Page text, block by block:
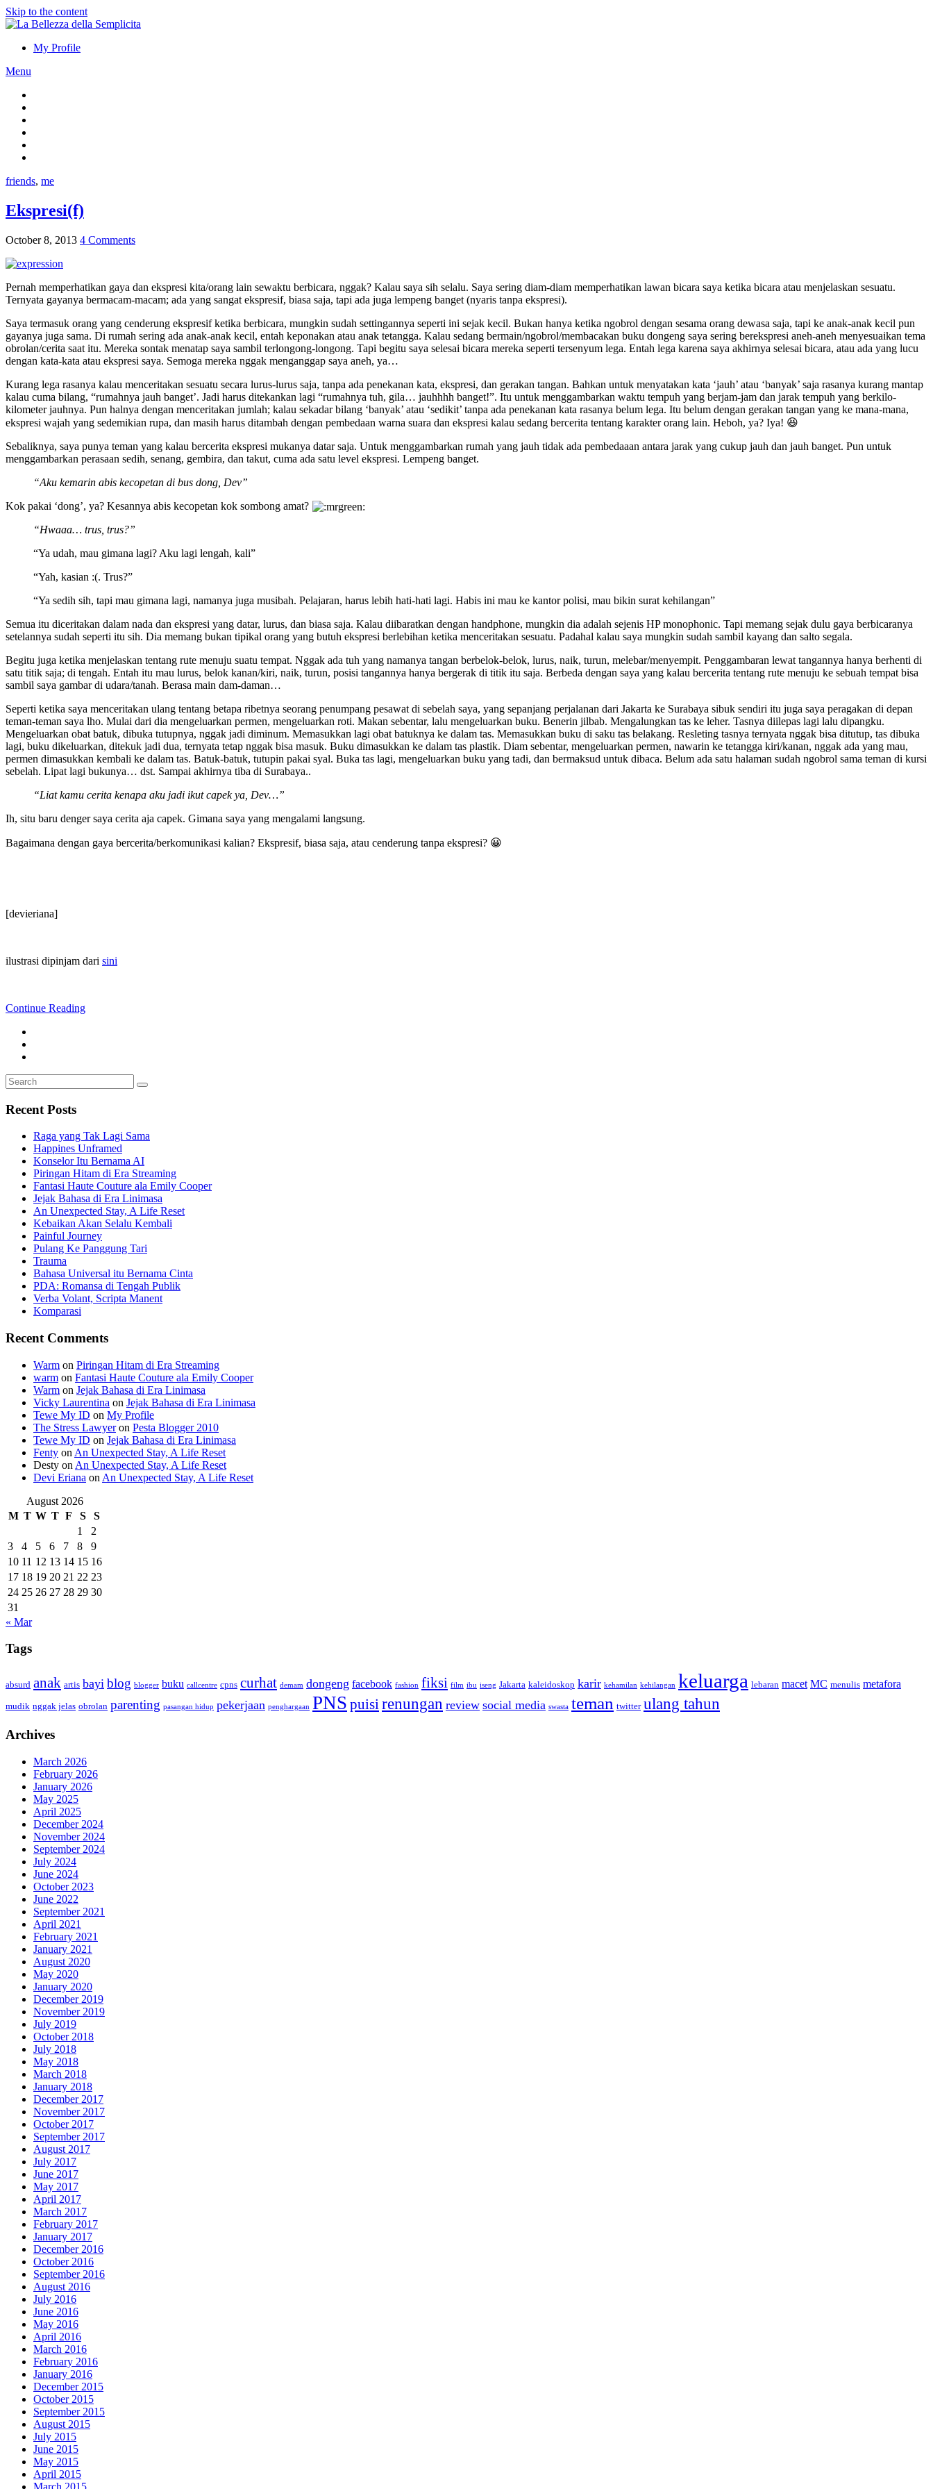
Skip to the content
My Profile
Menu
friends, me
Ekspresi(f)
October 8, 2013 4 Comments
Pernah memperhatikan gaya dan ekspresi kita/orang lain sewaktu berbicara, nggak? Kalau saya sih selalu. Saya sering diam-diam memperhatikan lawan bicara saya ketika bicara atau menjelaskan sesuatu.
Ternyata gayanya bermacam-macam; ada yang sangat ekspresif, biasa saja, tapi ada juga lempeng banget (nyaris tanpa ekspresi).
Saya termasuk orang yang cenderung ekspresif ketika berbicara, mungkin sudah settingannya seperti ini sejak kecil. Bukan hanya ketika ngobrol dengan sesama orang dewasa saja, tapi ke anak-anak kecil pun
gayanya juga sama. Di rumah sering ada anak-anak kecil, entah keponakan atau anak tetangga. Kalau sedang bermain/ngobrol/membacakan buku dongeng saya sering berekspresi aneh-aneh menyesuaikan tema
obrolan/cerita saat itu. Mereka sontak menatap saya sambil terlongong-longong. Tapi begitu saya selesai bicara mereka seperti tersenyum lega. Entah lega karena saya akhirnya selesai bicara, atau ada yang lucu
dengan kata-kata atau ekspresi saya. Semoga mereka nggak menganggap saya aneh, ya…
Kurang lega rasanya kalau menceritakan sesuatu secara lurus-lurus saja, tanpa ada penekanan kata, ekspresi, dan gerakan tangan. Bahkan untuk menyatakan kata ‘jauh’ atau ‘banyak’ saja rasanya kurang mantap
kalau cuma bilang, “rumahnya jauh banget’. Jadi harus ditekankan lagi “rumahnya tuh, gila… jauhhhh banget!”. Itu untuk menggambarkan waktu tempuh yang berjam-jam dan jarak tempuh yang berkilo-
kilometer jauhnya. Pun halnya dengan menceritakan jumlah; kalau sekadar bilang ‘banyak’ atau ‘sedikit’ tanpa ada penekanan kata rasanya belum lega. Itu belum dengan gerakan tangan yang ke mana-mana,
ekspresi wajah yang sedemikian rupa, dan masih harus ditambah dengan pembedaan warna suara dan ekspresi kalau sedang bercerita tentang karakter orang lain. Heboh, ya? Iya! 😆
Sebaliknya, saya punya teman yang kalau bercerita ekspresi mukanya datar saja. Untuk menggambarkan rumah yang jauh tidak ada pembedaaan antara jarak yang cukup jauh dan jauh banget. Pun untuk
menggambarkan perasaan sedih, senang, gembira, dan takut, cuma ada satu level ekspresi. Lempeng banget.
“Aku kemarin abis kecopetan di bus dong, Dev”
Kok pakai ‘dong’, ya? Kesannya abis kecopetan kok sombong amat?
“Hwaaa… trus, trus?”
“Ya udah, mau gimana lagi? Aku lagi lengah, kali”
“Yah, kasian :(. Trus?”
“Ya sedih sih, tapi mau gimana lagi, namanya juga musibah. Pelajaran, harus lebih hati-hati lagi. Habis ini mau ke kantor polisi, mau bikin surat kehilangan”
Semua itu diceritakan dalam nada dan ekspresi yang datar, lurus, dan biasa saja. Kalau diibaratkan dengan handphone, mungkin dia adalah sejenis HP monophonic. Tapi memang sejak dulu gaya berbicaranya
setelannya sudah seperti itu sih. Dia memang bukan tipikal orang yang butuh ekspresi berlebihan ketika menceritakan sesuatu. Padahal kalau saya mungkin sudah sambil kayang dan salto segala.
Begitu juga ketika menjelaskan tentang rute menuju suatu tempat. Nggak ada tuh yang namanya tangan berbelok-belok, lurus, naik, turun, melebar/menyempit. Penggambaran lewat tangannya hanya berhenti di
satu titik saja; di tengah. Entah itu mau lurus, belok kanan/kiri, naik, turun, posisi tangannya hanya bergerak di titik itu saja. Berbeda dengan saya yang kalau bercerita tentang rute menuju ke sebuah tempat bisa
sambil saya gambar di udara/tanah. Berasa main dam-daman…
Seperti ketika saya menceritakan ulang tentang betapa ribetnya seorang penumpang pesawat di sebelah saya, yang sepanjang perjalanan dari Jakarta ke Surabaya sibuk sendiri itu juga saya peragakan di depan
teman-teman saya lho. Mulai dari dia mengeluarkan permen, mengeluarkan roti. Makan sebentar, lalu mengeluarkan buku. Benerin jilbab. Mengalungkan tas ke leher. Tasnya diilepas lagi lalu dipangku.
Mengeluarkan obat batuk, dibuka tutupnya, nggak jadi diminum. Memasukkan lagi obat batuknya ke dalam tas. Memasukkan buku di saku tas belakang. Resleting tasnya ternyata nggak bisa ditutup, tas dibuka
lagi, buku dikeluarkan, ditekuk jadi dua, ternyata tetap nggak bisa masuk. Buku dimasukkan ke dalam tas plastik. Diam sebentar, mengeluarkan permen, nawarin ke tetangga kiri/kanan, nggak ada yang mau,
permen dimasukkan kembali ke dalam tas. Batuk-batuk, tutupin pakai syal. Buka tas lagi, mengeluarkan buku yang tadi, dan bermaksud untuk dibaca. Belum ada satu halaman sudah ngobrol sama teman di kursi
sebelah. Lipat lagi bukunya… dst. Sampai akhirnya tiba di Surabaya..
“Liat kamu cerita kenapa aku jadi ikut capek ya, Dev…”
Ih, situ baru denger saya cerita aja capek. Gimana saya yang mengalami langsung.
Bagaimana dengan gaya bercerita/berkomunikasi kalian? Ekspresif, biasa saja, atau cenderung tanpa ekspresi? 😀
[devieriana]
ilustrasi dipinjam dari sini
Continue Reading
Search
for:
Search
Recent Posts
Raga yang Tak Lagi Sama
Happines Unframed
Konselor Itu Bernama AI
Piringan Hitam di Era Streaming
Fantasi Haute Couture ala Emily Cooper
Jejak Bahasa di Era Linimasa
An Unexpected Stay, A Life Reset
Kebaikan Akan Selalu Kembali
Painful Journey
Pulang Ke Panggung Tari
Trauma
Bahasa Universal itu Bernama Cinta
PDA: Romansa di Tengah Publik
Verba Volant, Scripta Manent
Komparasi
Recent Comments
Warm on Piringan Hitam di Era Streaming
warm on Fantasi Haute Couture ala Emily Cooper
Warm on Jejak Bahasa di Era Linimasa
Vicky Laurentina on Jejak Bahasa di Era Linimasa
Tewe My ID on My Profile
The Stress Lawyeron Pesta Blogger 2010
Tewe My ID on Jejak Bahasa di Era Linimasa
Fenty on An Unexpected Stay, A Life Reset
Desty on An Unexpected Stay, A Life Reset
Devi Eriana on An Unexpected Stay, A Life Reset
August 2026
M T W T F S
S
1
2
3
4 5 6 7 8
9
10 11 12 13 14 15 16
17 18 19 20 21 22 23
24 25 26 27 28 29 30
31
« Mar
Tags
absurd anak artis bayi blog blogger buku callcentre cpns curhat demam dongeng facebook fashion fiksi film ibu iseng Jakarta kaleidoskop karir kehamilan kehilangan keluarga lebaran macet MC menulis metafora
mudik nggak jelas obrolan parenting pasangan hidup pekerjaan penghargaan PNS puisirenungan review social media swasta teman twitter ulang tahun
Archives
March 2026
February 2026
January 2026
May 2025
April 2025
December 2024
November 2024
September 2024
July 2024
June 2024
October 2023
June 2022
September 2021
April 2021
February 2021
January 2021
August 2020
May 2020
January 2020
December 2019
November 2019
July 2019
October 2018
July 2018
May 2018
March 2018
January 2018
December 2017
November 2017
October 2017
September 2017
August 2017
July 2017
June 2017
May 2017
April 2017
March 2017
February 2017
January 2017
December 2016
October 2016
September 2016
August 2016
July 2016
June 2016
May 2016
April 2016
March 2016
February 2016
January 2016
December 2015
October 2015
September 2015
August 2015
July 2015
June 2015
May 2015
April 2015
March 2015